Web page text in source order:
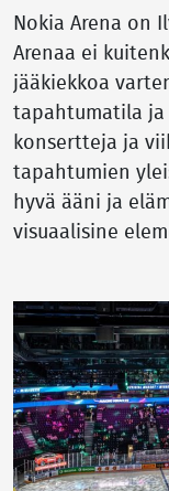
Nokia Arena on
Arenaa ei
jääkiekkoa
tapahtumatila ja
konsertteja ja
tapahtumien
hyvä ääni ja
visuaalisine